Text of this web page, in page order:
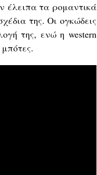
έλειπα τα ρομαντικά
της. Οι ογκώδεις
της, ενώ η western